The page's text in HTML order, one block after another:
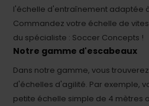
l'échelle d'entraînement adaptée
Commandez votre échelle de
du spécialiste : Soccer Concepts !
Notre gamme d'escabeaux
Dans notre gamme, vous
d'échelles d'agilité. Par exemple,
petite échelle simple de 4 mètres